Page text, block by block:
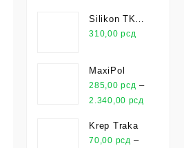
Silikon TKK
Universal
310,00рсд
MaxiPol
285,00рсд –
2.340,00 рсд
Krep Traka
70,00 рсд –